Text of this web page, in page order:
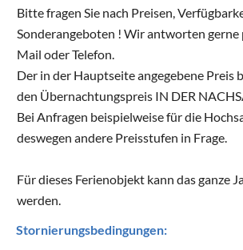
Bitte fragen Sie nach Preisen,
Sonderangeboten ! Wir antworten gerne
Mail oder Telefon.
Der in der Hauptseite angegebene Preis
den Übernachtungspreis IN DER
Bei Anfragen beispielweise für die
deswegen andere Preisstufen in Frage.
Für dieses Ferienobjekt kann das ganze
werden.
Stornierungsbedingungen: